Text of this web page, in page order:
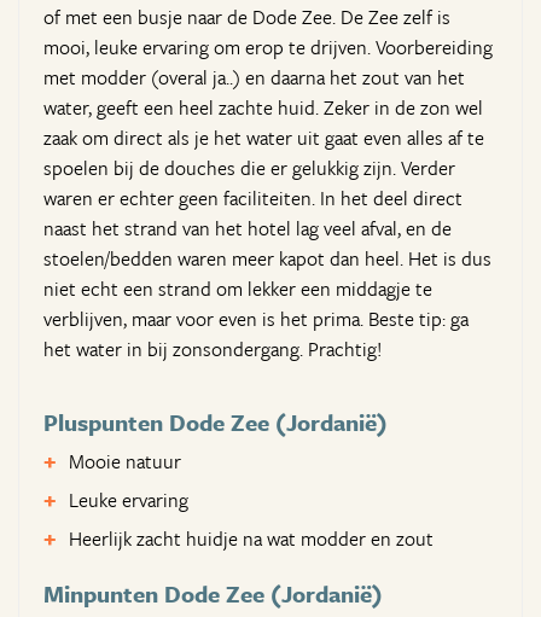
of met een busje naar de Dode Zee. De Zee zelf is
mooi, leuke ervaring om erop te drijven. Voorbereiding
met modder (overal ja..) en daarna het zout van het
water, geeft een heel zachte huid. Zeker in de zon wel
zaak om direct als je het water uit gaat even alles af te
spoelen bij de douches die er gelukkig zijn. Verder
waren er echter geen faciliteiten. In het deel direct
naast het strand van het hotel lag veel afval, en de
stoelen/bedden waren meer kapot dan heel. Het is dus
niet echt een strand om lekker een middagje te
verblijven, maar voor even is het prima. Beste tip: ga
het water in bij zonsondergang. Prachtig!
Pluspunten Dode Zee (Jordanië)
Mooie natuur
Leuke ervaring
Heerlijk zacht huidje na wat modder en zout
Minpunten Dode Zee (Jordanië)